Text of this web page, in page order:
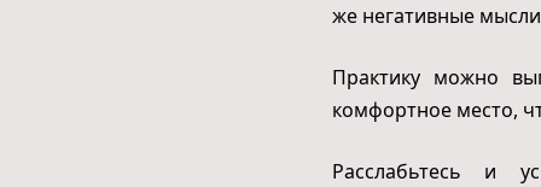
же негативные мысли
Практику можно
комфортное место,
Расслабьтесь и